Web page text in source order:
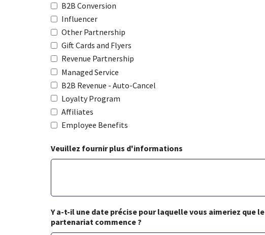
B2B Conversion
Influencer
Other Partnership
Gift Cards and Flyers
Revenue Partnership
Managed Service
B2B Revenue - Auto-Cancel
Loyalty Program
Affiliates
Employee Benefits
Veuillez fournir plus d'informations
Y a-t-il une date précise pour laquelle vous aimeriez que le
partenariat commence ?